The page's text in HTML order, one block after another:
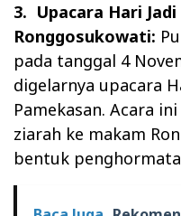
3. Upacara Hari
Ronggosukowati:
pada tanggal 4
digelarnya upacara
Pamekasan. Acara
ziarah ke makam
bentuk